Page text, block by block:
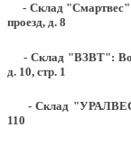
- Склад
проезд, д. 8
- Склад "ВЗВТ":
д. 10, стр. 1
- Склад "УРАЛВЕС":
110